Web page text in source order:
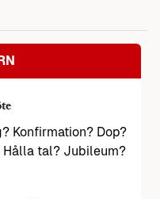
Konfirmation? Dop?
tal? Jubileum?